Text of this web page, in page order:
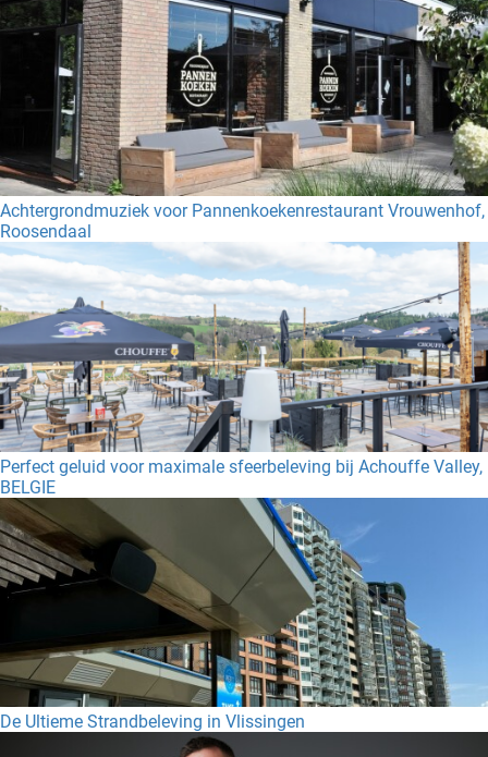
Achtergrondmuziek voor Pannenkoekenrestaurant Vrouwenhof,
Roosendaal
Perfect geluid voor maximale sfeerbeleving bij Achouffe Valley,
BELGIE
De Ultieme Strandbeleving in Vlissingen